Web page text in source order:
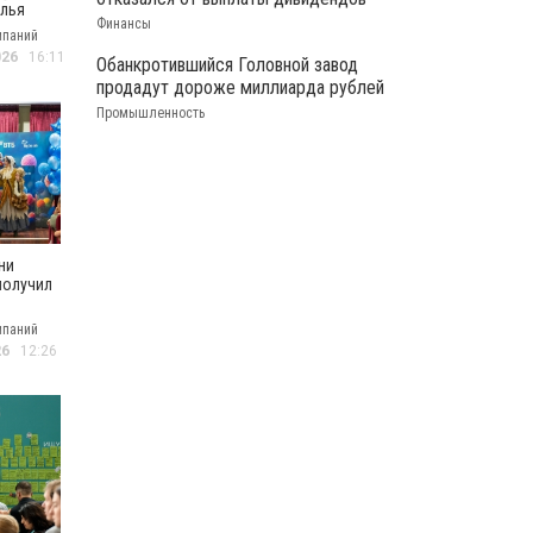
16:11
по
12:26
Финансы
Обанкротившийся Головной завод
продадут дороже миллиарда рублей
Промышленность